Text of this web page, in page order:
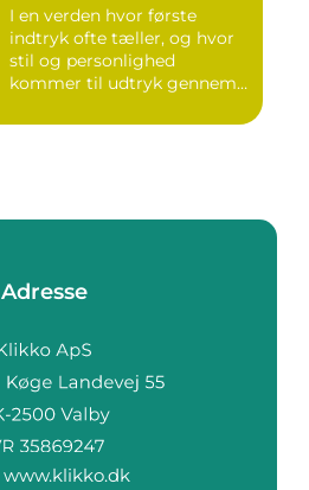
I en verden hvor første
indtryk ofte tæller, og hvor
stil og personlighed
kommer til udtryk gennem
Adresse
www.klikko.dk